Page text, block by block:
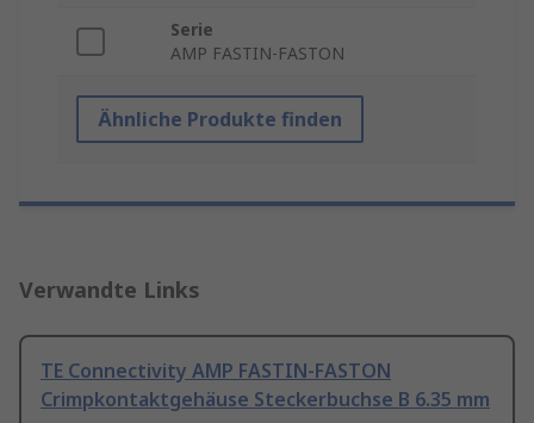
Serie
AMP FASTIN-FASTON
Ähnliche Produkte finden
Verwandte Links
TE Connectivity AMP FASTIN-FASTON
Crimpkontaktgehäuse Steckerbuchse B 6.35 mm